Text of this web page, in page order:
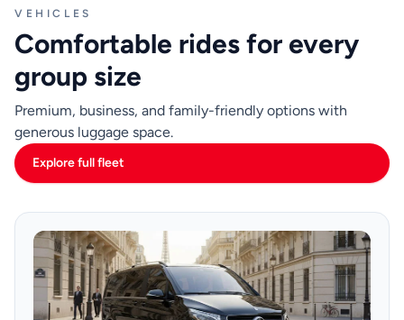
VEHICLES
Comfortable rides for every
group size
Premium, business, and family-friendly options with
generous luggage space.
Explore full fleet